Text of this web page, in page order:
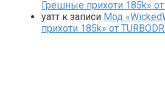
Грешные прихоти 185k» от
yaтт к записи Мод
прихоти 185k» от